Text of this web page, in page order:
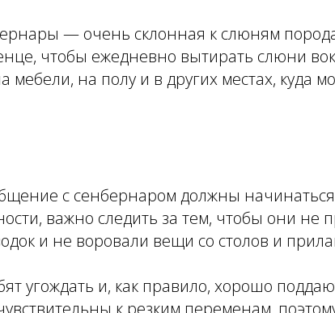
— очень склонная к слюням
чтобы ежедневно вытирать слюни
мебели, на полу и в других местах, куда
с сенбернаром должны
важно следить за тем, чтобы они не
и не воровали вещи со столов и
угождать и, как правило, хорошо
к резким переменам,